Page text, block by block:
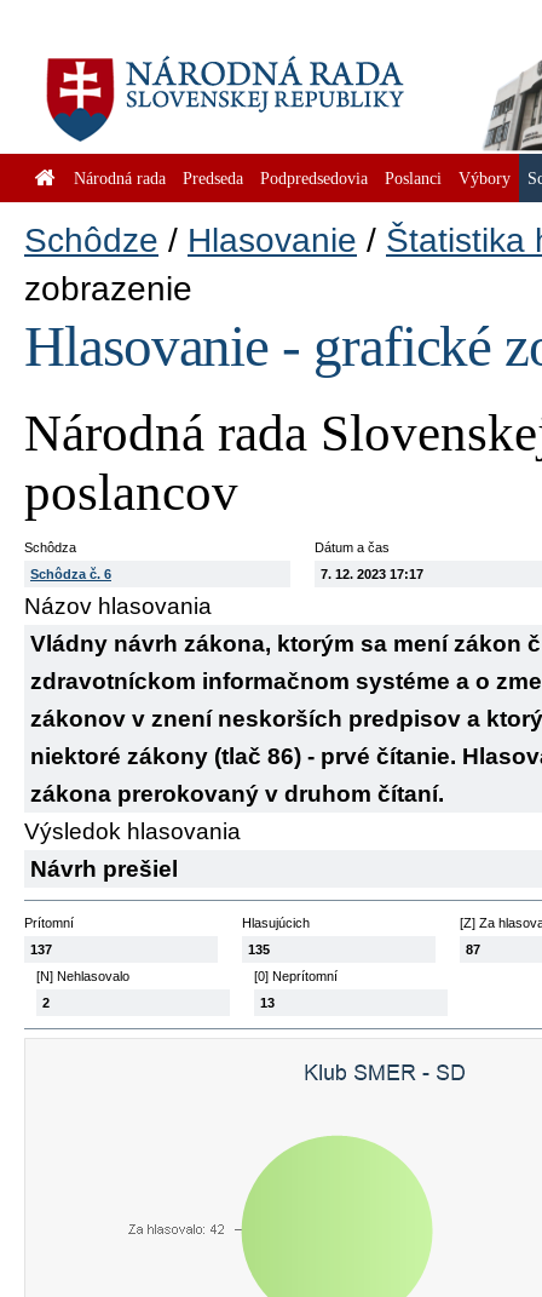
Národná rada Predseda Podpredsedovia Poslanci Výbory
Schôdze Hlasovanie
Štatistika
zobrazenie
Hlasovanie - grafické
Národná rada
poslancov
Schôdza
Schôdza č. 6
Dátum a čas
7. 12. 2023 17:17
Názov hlasovania
Vládny návrh zákona, ktorým sa mení zákon
zdravotníckom informačnom systéme a o
zákonov v znení neskorších predpisov a
niektoré zákony (tlač 86) - prvé čítanie.
zákona prerokovaný v druhom čítaní.
Výsledok hlasovania
Návrh prešiel
Prítomní
137
Hlasujúcich
135
[Z] Za
87
[N] Nehlasovalo
2
[0] Neprítomní
13